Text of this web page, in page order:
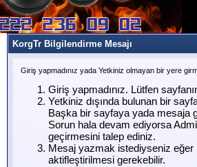
KorgTr Bilgilendirme Mesajı
Giriş yapmadınız yada Yetkiniz olmayan bir yere
Giriş yapmadınız. Lütfen
Yetkiniz dışında bulunan bir
Başka bir sayfaya yada mesaja
Sorun hala devam ediyorsa
geçirmesini talep ediniz.
Mesaj yazmak istediyseniz eğer
aktifleştirilmesi gerekebilir.